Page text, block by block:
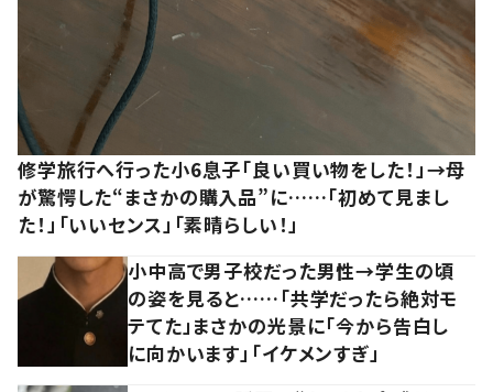
修学旅行へ行った小6息子「良い買い物をした！」→母
が驚愕した“まさかの購入品”に……「初めて見まし
た！」「いいセンス」「素晴らしい！」
小中高で男子校だった男性→学生の頃
の姿を見ると……「共学だったら絶対モ
テてた」まさかの光景に「今から告白し
に向かいます」「イケメンすぎ」